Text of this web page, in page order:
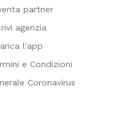
partner
agenzia
l'app
e Condizioni
Coronavirus